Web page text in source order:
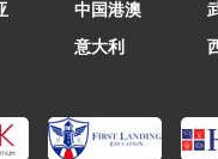
中国港澳
意大利